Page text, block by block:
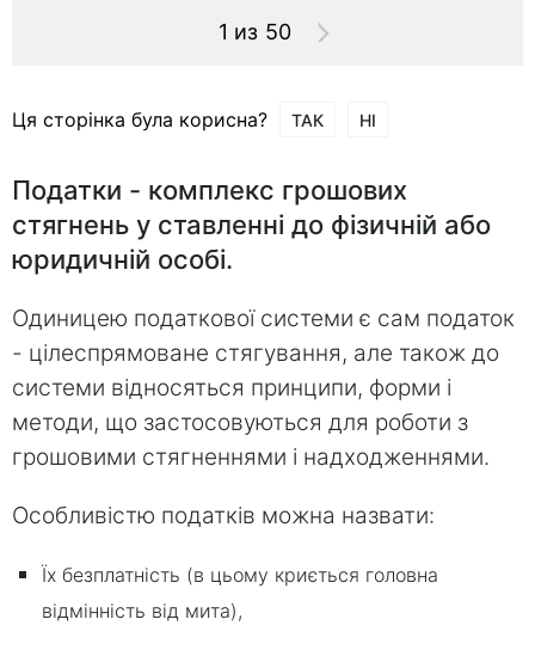
1 из 50
Ця сторінка була корисна? ТАК НІ
Податки - комплекс грошових
стягнень у ставленні до фізичній або
юридичній особі.
Одиницею податкової системи є сам податок
- цілеспрямоване стягування, але також до
системи відносяться принципи, форми і
методи, що застосовуються для роботи з
грошовими стягненнями і надходженнями.
Особливістю податків можна назвати:
Їх безплатність (в цьому криється головна
відмінність від мита),